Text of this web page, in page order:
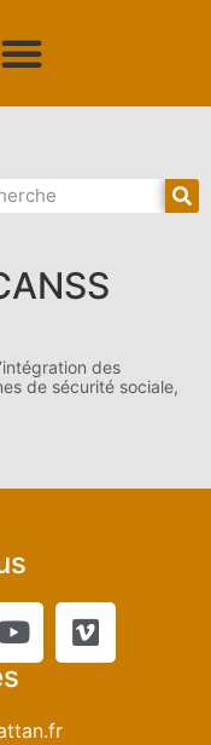
des
de sécurité sociale,